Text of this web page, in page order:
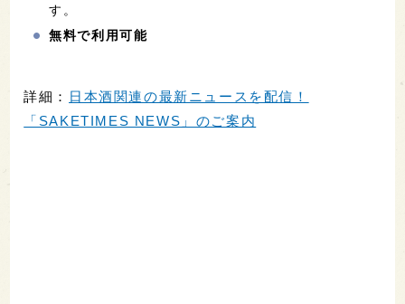
す。
無料で利用可能
詳細： 日本酒関連の最新ニュースを配信！
「SAKETIMES NEWS」のご案内